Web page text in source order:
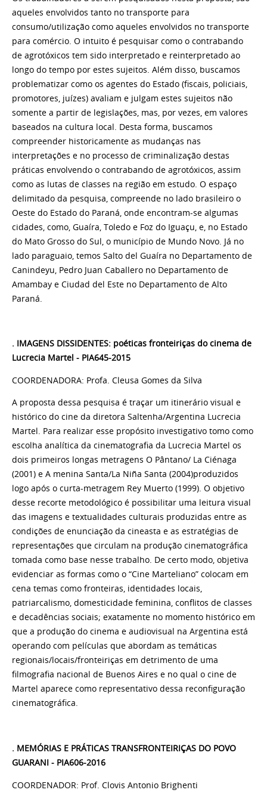
aqueles envolvidos tanto no transporte para
consumo/utilização como aqueles envolvidos no transporte
para comércio. O intuito é pesquisar como o contrabando
de agrotóxicos tem sido interpretado e reinterpretado ao
longo do tempo por estes sujeitos. Além disso, buscamos
problematizar como os agentes do Estado (fiscais, policiais,
promotores, juízes) avaliam e julgam estes sujeitos não
somente a partir de legislações, mas, por vezes, em valores
baseados na cultura local. Desta forma, buscamos
compreender historicamente as mudanças nas
interpretações e no processo de criminalização destas
práticas envolvendo o contrabando de agrotóxicos, assim
como as lutas de classes na região em estudo. O espaço
delimitado da pesquisa, compreende no lado brasileiro o
Oeste do Estado do Paraná, onde encontram-se algumas
cidades, como, Guaíra, Toledo e Foz do Iguaçu, e, no Estado
do Mato Grosso do Sul, o município de Mundo Novo. Já no
lado paraguaio, temos Salto del Guaíra no Departamento de
Canindeyu, Pedro Juan Caballero no Departamento de
Amambay e Ciudad del Este no Departamento de Alto
Paraná.
. IMAGENS DISSIDENTES: poéticas fronteiriças do cinema de
Lucrecia Martel - PIA645-2015
COORDENADORA: Profa. Cleusa Gomes da Silva
A proposta dessa pesquisa é traçar um itinerário visual e
histórico do cine da diretora Saltenha/Argentina Lucrecia
Martel. Para realizar esse propósito investigativo tomo como
escolha analítica da cinematografia da Lucrecia Martel os
dois primeiros longas metragens O Pântano/ La Ciénaga
(2001) e A menina Santa/La Niña Santa (2004)produzidos
logo após o curta-metragem Rey Muerto (1999). O objetivo
desse recorte metodológico é possibilitar uma leitura visual
das imagens e textualidades culturais produzidas entre as
condições de enunciação da cineasta e as estratégias de
representações que circulam na produção cinematográfica
tomada como base nesse trabalho. De certo modo, objetiva
evidenciar as formas como o “Cine Marteliano” colocam em
cena temas como fronteiras, identidades locais,
patriarcalismo, domesticidade feminina, conflitos de classes
e decadências sociais; exatamente no momento histórico em
que a produção do cinema e audiovisual na Argentina está
operando com películas que abordam as temáticas
regionais/locais/fronteiriças em detrimento de uma
filmografia nacional de Buenos Aires e no qual o cine de
Martel aparece como representativo dessa reconfiguração
cinematográfica.
. MEMÓRIAS E PRÁTICAS TRANSFRONTEIRIÇAS DO POVO
GUARANI - PIA606-2016
COORDENADOR: Prof. Clovis Antonio Brighenti